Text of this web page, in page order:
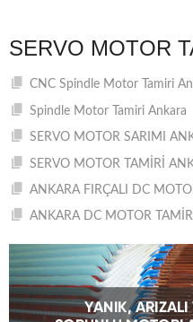
SERVO MOTOR
CNC Spindle Motor Tamiri
Spindle Motor Tamiri Ankara
SERVO MOTOR SARIMI
SERVO MOTOR TAMİRİ
ANKARA FIRÇALI DC
ANKARA DC MOTOR TAMİRİ